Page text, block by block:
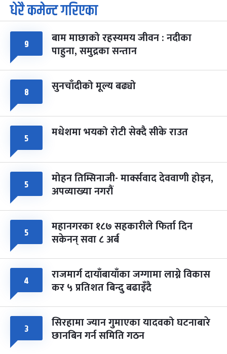
७
आइत
पूर्णिमा व्रत
चैत्र ७, २०८३-Mar 21, 2027
८ फागुपूर्णिमा
चैत्र ८, २०८३-Mar 22, 2027
७ महिना बाँकी
धेरै कमेन्ट गरिएका
९ बाम माछाको रहस्यमय जीवन : नदीका
पाहुना, समुद्रका सन्तान
८ सुनचाँदीको मूल्य बढ्यो
५ मधेशमा भयको रोटी सेक्दै सीके राउत
५ मोहन तिम्सिनाजी- मार्क्सवाद देववाणी होइन,
अपव्याख्या नगरौं
५ महानगरका १८७ सहकारीले फिर्ता दिन
सकेनन् सवा ८ अर्ब
४ राजमार्ग दायाँबायाँका जग्गामा लाग्ने विकास
कर ५ प्रतिशत बिन्दु बढाइँदै
३ सिरहामा ज्यान गुमाएका यादवको घटनाबारे
छानबिन गर्न समिति गठन